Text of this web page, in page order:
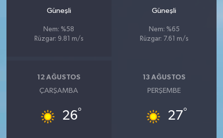
Güneşli
Nem: %58
Rüzgar: 9.81 m/s
Güneşli
Nem: %65
Rüzgar: 7.61 m/s
12 AĞUSTOS
ÇARŞAMBA
26°
13 AĞUSTOS
PERŞEMBE
27°